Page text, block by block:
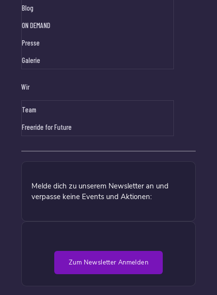
Blog
ON DEMAND
Presse
Galerie
Wir
Team
Freeride for Future
Melde dich zu unserem Newsletter an und
verpasse keine Events und Aktionen:
Zum Newsletter Anmelden